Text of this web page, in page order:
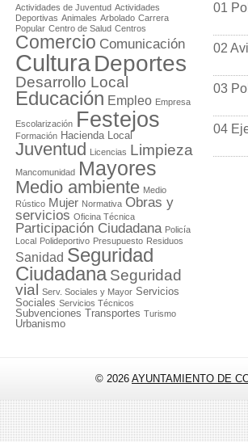
Actividades de Juventud Actividades
Deportivas Animales Arbolado Carrera
Popular Centro de Salud Centros
Comercio Comunicación
CulturaDeportes
Desarrollo Local
Educación Empleo Empresa
Escolarización Festejos
Formación Hacienda Local
Juventud Licencias Limpieza
Mancomunidad Mayores
Medio ambiente Medio
Rústico Mujer Normativa Obras y
servicios Oficina Técnica
Participación Ciudadana Policía
Local Polideportivo Presupuesto Residuos
Sanidad Seguridad
Ciudadana Seguridad
vial
Serv. Sociales y Mayor Servicios
Sociales Servicios Técnicos
Subvenciones Transportes Turismo
Urbanismo
01
02
03
04
© 2026 AYUNTAMIENTO DE